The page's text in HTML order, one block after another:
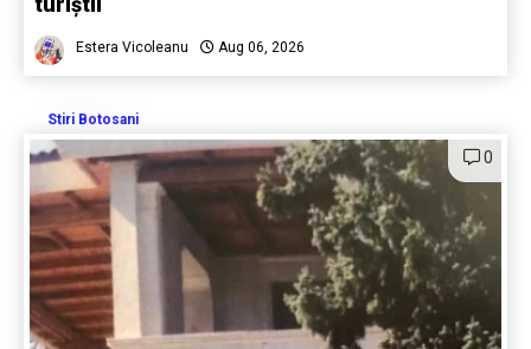
Estera Vicoleanu Aug 06, 2026
Stiri Botosani
0